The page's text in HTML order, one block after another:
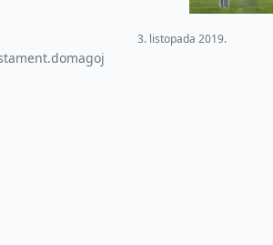
malih
3. listopada 2019.